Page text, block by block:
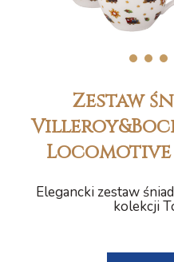
1 2 3
Zestaw
Locomotive
Elegancki zestaw
kolekcji